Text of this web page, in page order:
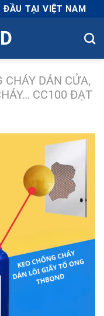
ĐẦU TẠI VIỆT NAM
CHÁY DÁN CỬA,
CC100 ĐẠT